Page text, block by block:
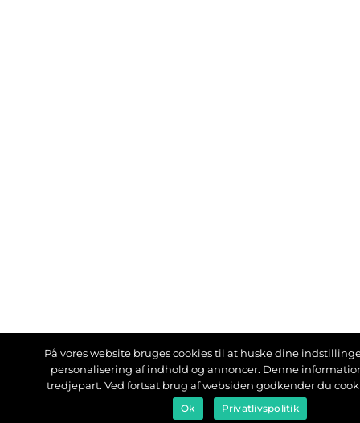
På vores website bruges cookies til at huske dine
personalisering af indhold og annoncer. Denne
tredjepart. Ved fortsat brug af websiden godkender du
Ok Privatlivspolitik